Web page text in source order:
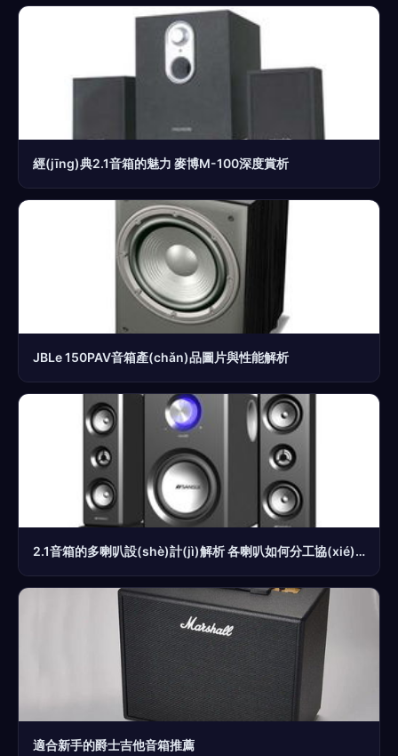
經(jīng)典2.1音箱的魅力 麥博M-100深度賞析
JBLe 150PAV音箱產(chǎn)品圖片與性能解析
2.1音箱的多喇叭設(shè)計(jì)解析 各喇叭如何分工協(xié)作
適合新手的爵士吉他音箱推薦